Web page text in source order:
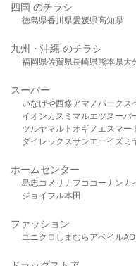
四国 のチラシ
徳島県香川県愛媛県高知県
九州・沖縄 のチラシ
福岡県佐賀県長崎県熊本県大
スーパー
いなげや西條アマノパークス
イオンカスミ マルエツスーパ
ツルヤマルト オギノ エスマー
ダイレックスサンエーイズミ
ホームセンター
島忠 コメリ ナフコ コーナンカ
ジョイフル本田
ファッション
ユニクロ しまむら アベイル